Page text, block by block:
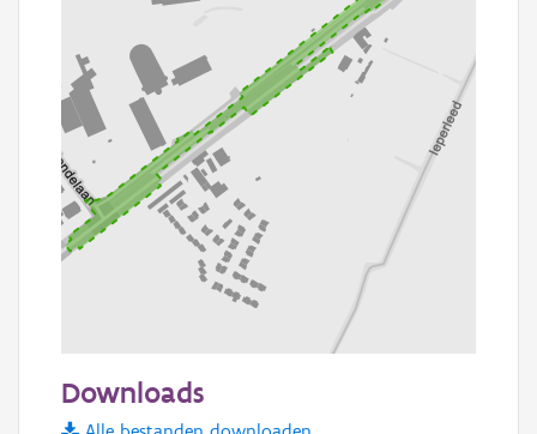
Informatie Vlaanderen
Downloads